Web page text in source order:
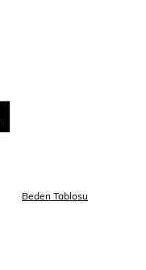
Beden Tablosu